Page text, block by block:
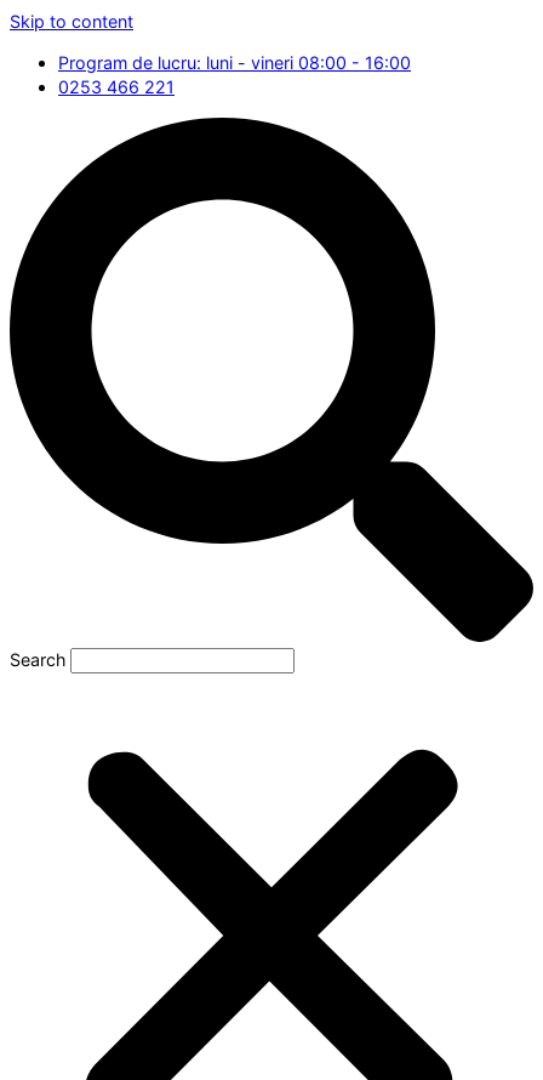
Skip to content
Program de lucru: luni - vineri 08:00 - 16:00
0253 466 221
Search